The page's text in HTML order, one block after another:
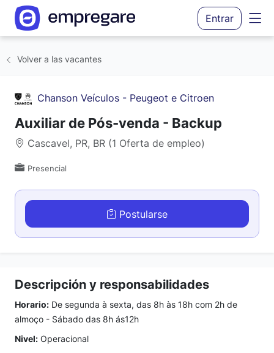
Entrar
Volver a las vacantes
Chanson Veículos - Peugeot e Citroen
Auxiliar de Pós-venda - Backup
Cascavel, PR, BR (1 Oferta de empleo)
Presencial
Postularse
Descripción y responsabilidades
Horario: De segunda à sexta, das 8h às 18h com 2h de
almoço - Sábado das 8h ás12h
Nivel: Operacional